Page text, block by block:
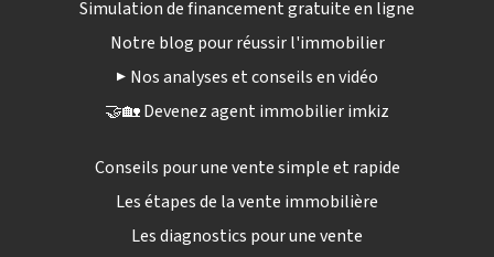
Simulation de financement gratuite en ligne
Notre blog pour réussir l'immobilier
▶️ Nos analyses et conseils en vidéo
🤝🏡 Devenez agent immobilier imkiz
Conseils pour une vente simple et rapide
Les étapes de la vente immobilière
Les diagnostics pour une vente